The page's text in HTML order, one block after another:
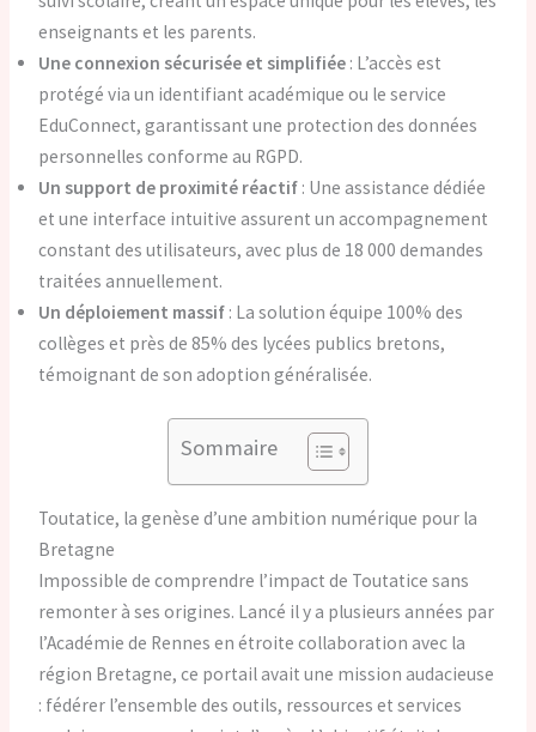
enseignants et les parents.
Une connexion sécurisée et simplifiée : L’accès est
protégé via un identifiant académique ou le service
EduConnect, garantissant une protection des données
personnelles conforme au RGPD.
Un support de proximité réactif : Une assistance dédiée
et une interface intuitive assurent un accompagnement
constant des utilisateurs, avec plus de 18 000 demandes
traitées annuellement.
Un déploiement massif : La solution équipe 100% des
collèges et près de 85% des lycées publics bretons,
témoignant de son adoption généralisée.
Sommaire
Toutatice, la genèse d’une ambition numérique pour la
Bretagne
Impossible de comprendre l’impact de Toutatice sans
remonter à ses origines. Lancé il y a plusieurs années par
l’Académie de Rennes en étroite collaboration avec la
région Bretagne, ce portail avait une mission audacieuse
: fédérer l’ensemble des outils, ressources et services